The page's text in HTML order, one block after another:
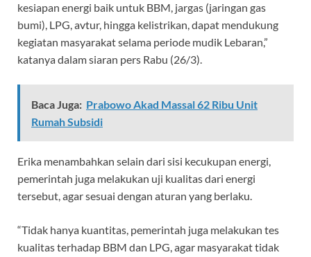
kesiapan energi baik untuk BBM, jargas (jaringan gas
bumi), LPG, avtur, hingga kelistrikan, dapat mendukung
kegiatan masyarakat selama periode mudik Lebaran,”
katanya dalam siaran pers Rabu (26/3).
Baca Juga: Prabowo Akad Massal 62 Ribu Unit
Rumah Subsidi
Erika menambahkan selain dari sisi kecukupan energi,
pemerintah juga melakukan uji kualitas dari energi
tersebut, agar sesuai dengan aturan yang berlaku.
“Tidak hanya kuantitas, pemerintah juga melakukan tes
kualitas terhadap BBM dan LPG, agar masyarakat tidak